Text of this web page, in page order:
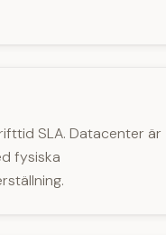
SLA. Datacenter är
fysiska